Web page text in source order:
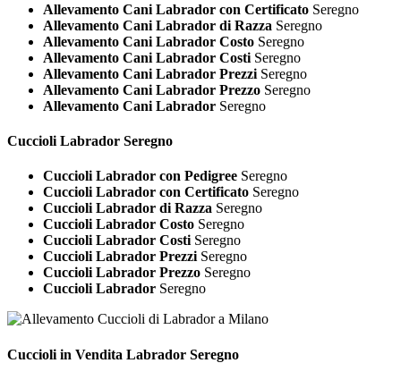
Allevamento Cani Labrador con Certificato Seregno
Allevamento Cani Labrador di Razza Seregno
Allevamento Cani Labrador Costo Seregno
Allevamento Cani Labrador Costi Seregno
Allevamento Cani Labrador Prezzi Seregno
Allevamento Cani Labrador Prezzo Seregno
Allevamento Cani Labrador Seregno
Cuccioli Labrador Seregno
Cuccioli Labrador con Pedigree Seregno
Cuccioli Labrador con Certificato Seregno
Cuccioli Labrador di Razza Seregno
Cuccioli Labrador Costo Seregno
Cuccioli Labrador CostiSeregno
Cuccioli Labrador PrezziSeregno
Cuccioli Labrador Prezzo Seregno
Cuccioli Labrador Seregno
Cuccioli in Vendita Labrador Seregno